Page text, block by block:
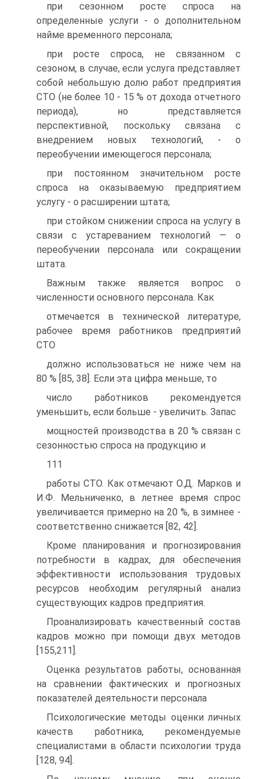
при сезонном росте спроса на
определенные услуги - о дополнительном
найме временного персонала;
при росте спроса, не связанном с
сезоном, в случае, если услуга представляет
собой небольшую долю работ предприятия
СТО (не более 10 - 15 % от дохода отчетного
периода), но представляется
перспективной, поскольку связана с
внедрением новых технологий, - о
переобучении имеющегося персонала;
при постоянном значительном росте
спроса на оказываемую предприятием
услугу - о расширении штата;
при стойком снижении спроса на услугу в
связи с устареванием технологий — о
переобучении персонала или сокращении
штата.
Важным также является вопрос о
численности основного персонала. Как
отмечается в технической литературе,
рабочее время работников предприятий
СТО
должно использоваться не ниже чем на
80 % [85, 38]. Если эта цифра меньше, то
число работников рекомендуется
уменьшить, если больше - увеличить. Запас
мощностей производства в 20 % связан с
сезонностью спроса на продукцию и
111
работы СТО. Как отмечают О.Д. Марков и
И.Ф. Мельниченко, в летнее время спрос
увеличивается примерно на 20 %, в зимнее -
соответственно снижается [82, 42].
Кроме планирования и прогнозирования
потребности в кадрах, для обеспечения
эффективности использования трудовых
ресурсов необходим регулярный анализ
существующих кадров предприятия.
Проанализировать качественный состав
кадров можно при помощи двух методов
[155,211].
Оценка результатов работы, основанная
на сравнении фактических и прогнозных
показателей деятельности персонала
Психологические методы оценки личных
качеств работника, рекомендуемые
специалистами в области психологии труда
[128, 94].